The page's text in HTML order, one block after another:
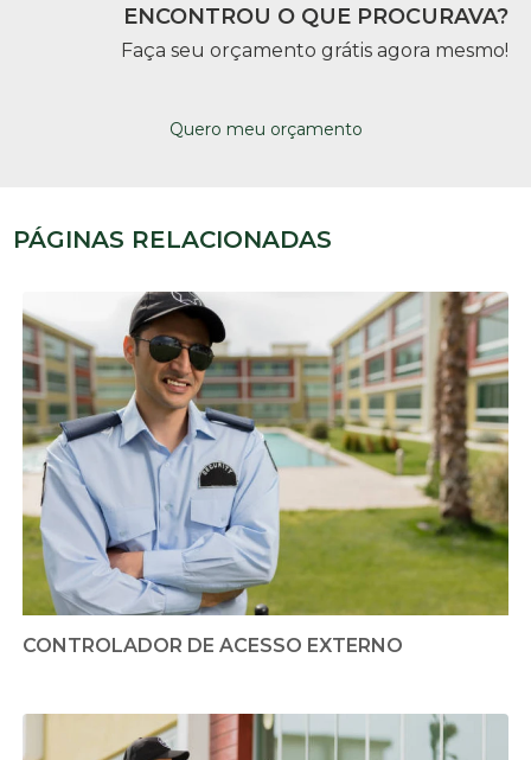
ENCONTROU O QUE PROCURAVA?
Faça seu orçamento grátis agora mesmo!
Quero meu orçamento
PÁGINAS RELACIONADAS
CONTROLADOR DE ACESSO EXTERNO